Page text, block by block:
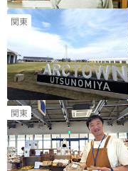
関東
関東